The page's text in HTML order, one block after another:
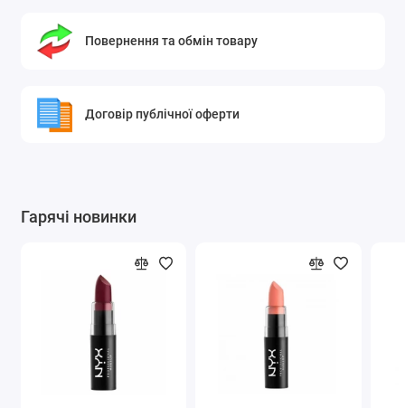
Повернення та обмін товару
Договір публічної оферти
Гарячі новинки